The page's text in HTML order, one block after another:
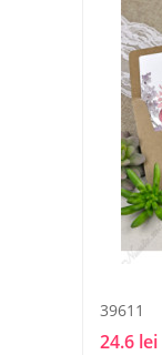
39611
24.6 lei